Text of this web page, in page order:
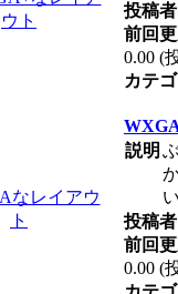
投稿
前回
0.00 (
カテ
説明
投稿
前回
0.00 (